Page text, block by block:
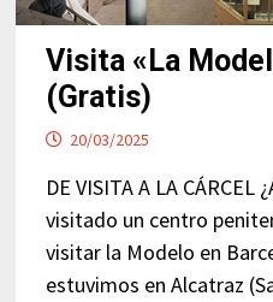
Visita «La
(Gratis)
20/03/2025
DE VISITA A LA CÁRCEL
visitado un centro
visitar la Modelo en
estuvimos en Alcatraz